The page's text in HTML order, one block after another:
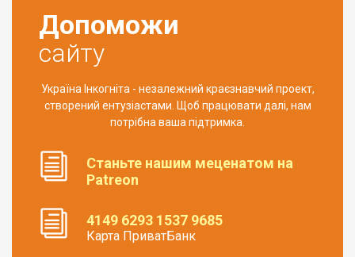
Допоможи
сайту
Україна Інкогніта - незалежний краєзнавчий проект,
створений ентузіастами. Щоб працювати далі, нам
потрібна ваша підтримка.
Станьте нашим меценатом на
Patreon
4149 6293 1537 9685
Карта ПриватБанк